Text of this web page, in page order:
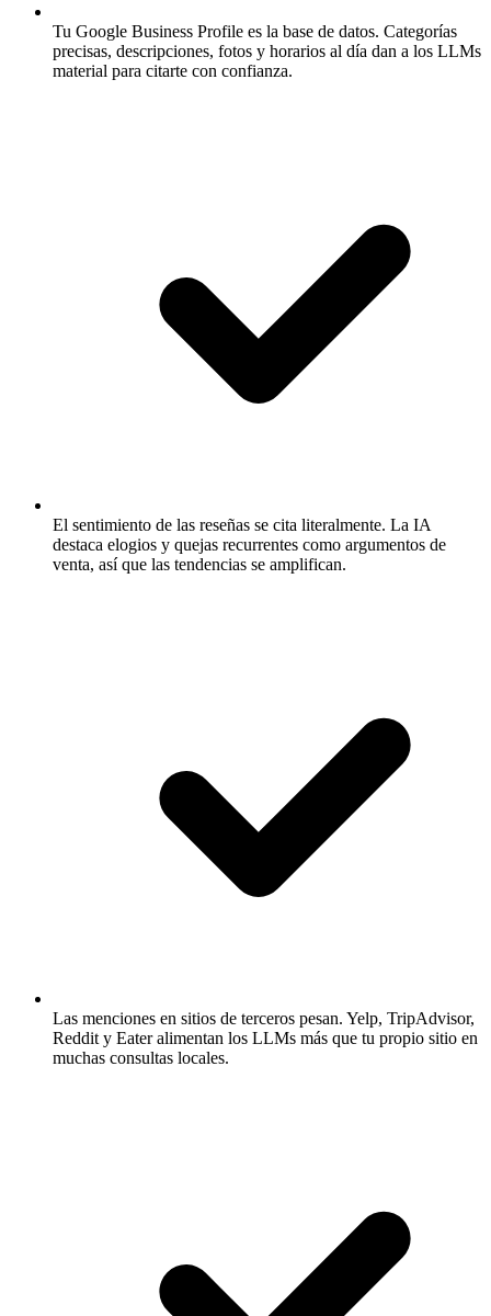
Tu Google Business Profile es la base de datos. Categorías
precisas, descripciones, fotos y horarios al día dan a los LLMs
material para citarte con confianza.
El sentimiento de las reseñas se cita literalmente. La IA
destaca elogios y quejas recurrentes como argumentos de
venta, así que las tendencias se amplifican.
Las menciones en sitios de terceros pesan. Yelp, TripAdvisor,
Reddit y Eater alimentan los LLMs más que tu propio sitio en
muchas consultas locales.